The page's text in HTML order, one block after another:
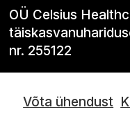
OÜ Celsius
nr. 255122
Võta ühendust